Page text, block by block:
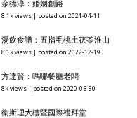
余德淳：婚姻創路
8.1k views | posted on 2021-04-11
湯飲食譜：五指毛桃土茯苓淮山
8.1k views | posted on 2022-12-19
方達賢：嗎哪餐廳老闆
8k views | posted on 2020-05-30
衞斯理大樓暨國際禮拜堂